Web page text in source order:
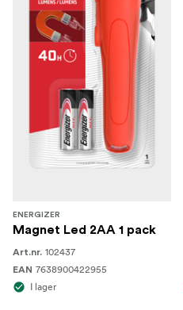
ENERGIZER
Magnet Led 2AA 1 pack
Art.nr. 102437
EAN 7638900422955
I lager